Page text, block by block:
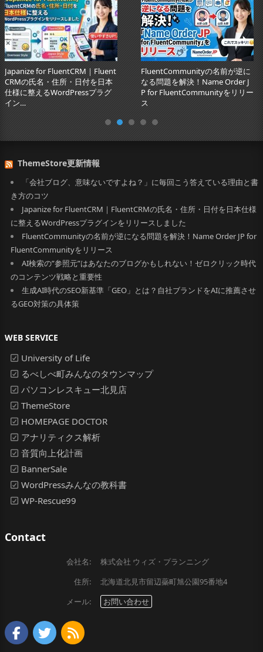
Japanize for FluentCRM｜Fluent
CRMの氏名・住所・日付を日本
仕様に整えるWordPressプラグ
イン…
FluentCommunityの名前が逆に
なる問題を解決！Name Order J
P for FluentCommunityをリリー
ス
ThemeStore更新情報
「会社ブログ、意味ないですよね？」に毎回こう答えている理由と書
き方のコツ
Japanize for FluentCRM｜FluentCRMの氏名・住所・日付を日本仕様
に整えるWordPressプラグインをリリースしました
FluentCommunityの名前が逆になる問題を解決！Name Order JP for
FluentCommunityをリリース
AI検索の”参照元”はあなたのブログかもしれない！ゼロクリック時代
のコンテンツ戦略と重要性
生成AI時代のSEO新基準「GEO」とは？自社ブランドをAIに推薦させ
るGEO対策の具体策
WEB SERVICE
University of Life
るべしべ町みんなのタウンマップ
パソコンレスキュー北見店
ThemeStore
HOMEPAGE DOCTOR
アナリティクス解析
音質向上化計画
BannerSale
WordPressみんなの教科書
WP-Rescue99
Contact
会社名:
株式会社 ウィズ・プランニング
住所:
北海道北見市留辺蘂町旭公園95番地4
メール:
お問い合わせ